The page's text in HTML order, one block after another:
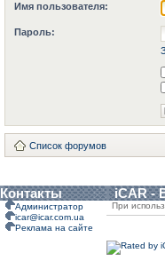
Имя пользователя:
Пароль:
Список форумов
Контакты iCAR -
Администратор
icar@icar.com.ua
Реклама на сайте
При